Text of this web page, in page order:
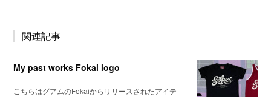
関連記事
My past works Fokai logo
こちらはグアムのFokaiからリリースされたアイテ